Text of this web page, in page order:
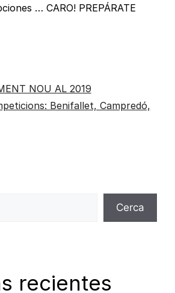
… CARO! PREPÁRATE
NOU AL 2019
Benifallet, Campredó,
Cerca
recientes